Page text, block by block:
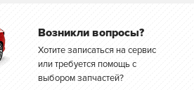
Возникли вопросы?
Хотите записаться на сервис
или требуется помощь с
выбором запчастей?